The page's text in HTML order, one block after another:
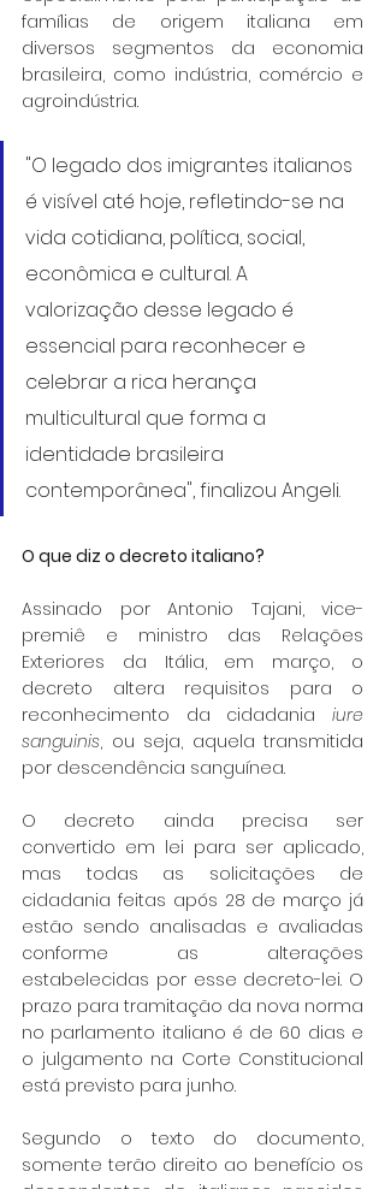
famílias de origem italiana em
diversos segmentos da economia
brasileira, como indústria, comércio e
agroindústria.
"O legado dos imigrantes italianos
é visível até hoje, refletindo-se na
vida cotidiana, política, social,
econômica e cultural. A
valorização desse legado é
essencial para reconhecer e
celebrar a rica herança
multicultural que forma a
identidade brasileira
contemporânea", finalizou Angeli.
O que diz o decreto italiano?
Assinado por Antonio Tajani, vice-
premiê e ministro das Relações
Exteriores da Itália, em março, o
decreto altera requisitos para o
reconhecimento da cidadania iure
sanguinis, ou seja, aquela transmitida
por descendência sanguínea.
O decreto ainda precisa ser
convertido em lei para ser aplicado,
mas todas as solicitações de
cidadania feitas após 28 de março já
estão sendo analisadas e avaliadas
conforme as alterações
estabelecidas por esse decreto-lei. O
prazo para tramitação da nova norma
no parlamento italiano é de 60 dias e
o julgamento na Corte Constitucional
está previsto para junho.
Segundo o texto do documento,
somente terão direito ao benefício os